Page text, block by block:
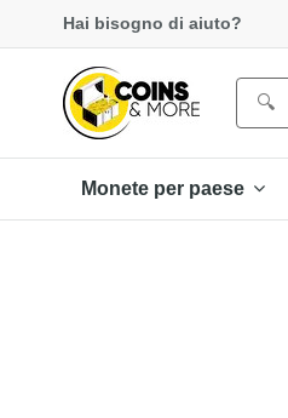
Hai bisogno di aiuto?
Monete per paese